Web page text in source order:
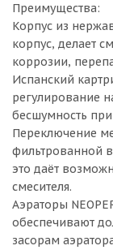
Преимущества:
Корпус из
корпус, делает
коррозии,
Испанский
регулирование
бесшумность при
Переключение
фильтрованной
это даёт
смесителя.
Аэраторы
обеспечивают
засорам